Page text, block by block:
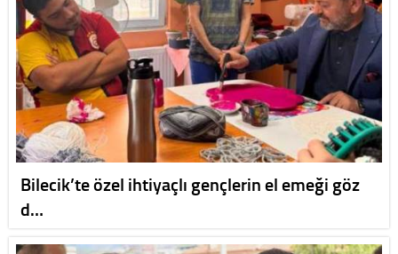
Bilecik’te özel ihtiyaçlı gençlerin el emeği göz
d…